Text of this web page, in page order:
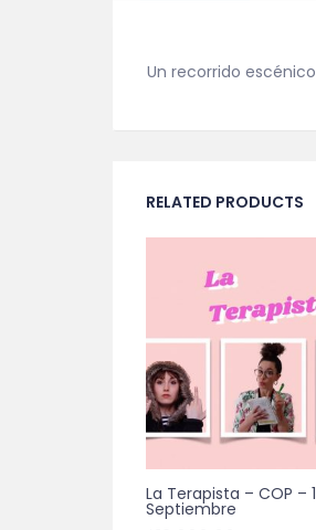
Un recorrido
RELATED PRODUCTS
La Terapista – COP –
Septiembre